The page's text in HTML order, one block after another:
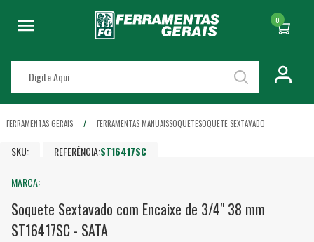
0
FERRAMENTAS GERAIS FERRAMENTAS MANUAISSOQUETESOQUETE SEXTAVADO
SKU: REFERÊNCIA:ST16417SC
MARCA:
Soquete Sextavado com Encaixe de 3/4" 38 mm
ST16417SC - SATA